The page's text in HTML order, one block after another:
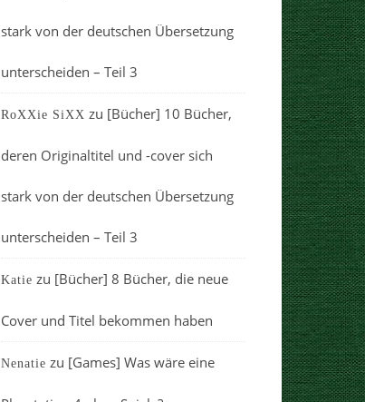
stark von der deutschen Übersetzung
unterscheiden – Teil 3
RoXXie SiXX zu [Bücher] 10 Bücher,
deren Originaltitel und -cover sich
stark von der deutschen Übersetzung
unterscheiden – Teil 3
Katie zu [Bücher] 8 Bücher, die neue
Cover und Titel bekommen haben
Nenatie zu [Games] Was wäre eine